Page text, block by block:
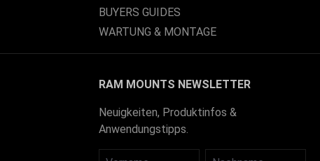
BUYERS GUIDES
WARTUNG & MONTAGE
RAM MOUNTS NEWSLETTER
Neuigkeiten, Produktinfos &
Anwendungstipps.
VORNAME NACHNAME